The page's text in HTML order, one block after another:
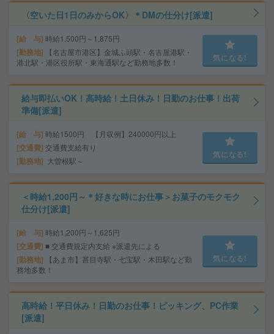
〈空いた日1日のみからOK〉＊DMの仕分け[派遣]
給 与 時給1,500円～1,875円
勤務地
【名古屋市港区】金城ふ頭駅・名古屋港駅・
港北駅・港区役所駅・東海通駅など勤務地多数！
気になる!
給与即払いOK！高時給！土日休み！日勤のお仕事！出荷
準備[派遣]
給 与 時給1500円 【月収例】240000円以上
交通費 交通費支給有り
勤務地 大曽根駅～
気になる!
＜時給1,200円～＊好きな時にお仕事＞お菓子のモクモク
仕分け[派遣]
給 与 時給1,200円～1,625円
交通費 ■ 交通費規定内支給 ※派遣先による
勤務地
【あま市】甚目寺駅・七宝駅・木田駅など勤
務地多数！
気になる!
高時給！平日休み！日勤のお仕事！ピッキング、PC作業
[派遣]